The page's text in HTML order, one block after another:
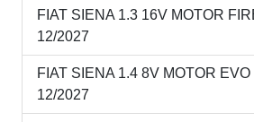
FIAT SIENA 1.3 16V MOTOR
12/2027
FIAT SIENA 1.4 8V MOTOR
12/2027